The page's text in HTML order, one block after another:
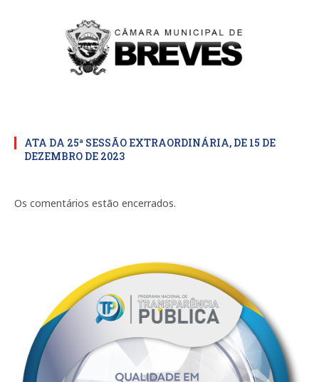
ATA DA 25ª SESSÃO EXTRAORDINÁRIA, DE 15 DE
DEZEMBRO DE 2023
Os comentários estão encerrados.